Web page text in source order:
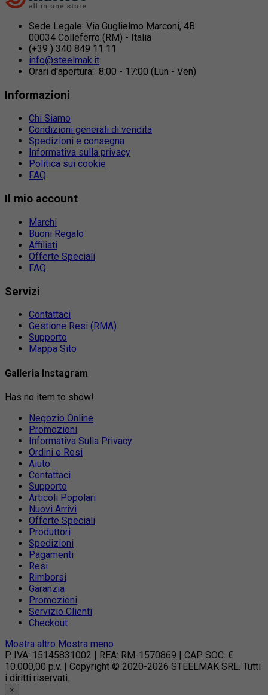
Sede Legale: Via Guglielmo Marconi, 4B
00034 Colleferro (RM) - Italia
(+39 ) 340 849 11 11
info@steelmak.it
Orari d'apertura: 8:00 - 17:00 (Lun - Ven)
Informazioni
Chi Siamo
Condizioni generali di vendita
Spedizioni e consegna
Informativa sulla privacy
Politica sui cookie
FAQ
Il mio account
Marchi
Buoni Regalo
Affiliati
Offerte Speciali
FAQ
Servizi
Contattaci
Gestione Resi (RMA)
Supporto
Mappa Sito
Galleria Instagram
Has no item to show!
Negozio Online
Promozioni
Informativa Sulla Privacy
Ordini e Resi
Aiuto
Contattaci
Supporto
Articoli Popolari
Nuovi Arrivi
Offerte Speciali
Produttori
Spedizioni
Pagamenti
Resi
Rimborsi
Garanzia
Promozioni
Servizio Clienti
Checkout
Mostra altro Mostra meno
P. IVA: 15145831002 | REA: RM-1570869 | CAP. SOC. €
10.000,00 p.v. | Copyright © 2020-2026 STEELMAK SRL. Tutti
i diritti riservati.
×